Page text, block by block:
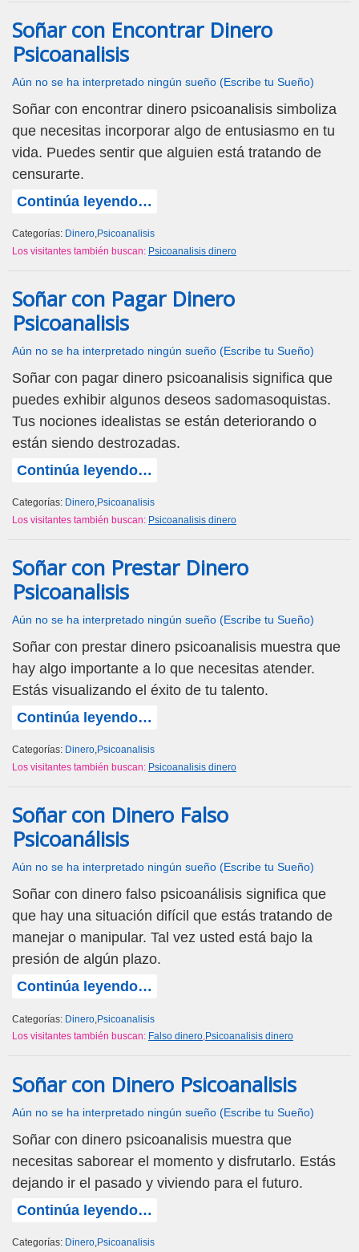
Soñar con Encontrar Dinero
Psicoanalisis
Aún no se ha interpretado ningún sueño (Escribe tu Sueño)
Soñar con encontrar dinero psicoanalisis simboliza
que necesitas incorporar algo de entusiasmo en tu
vida. Puedes sentir que alguien está tratando de
censurarte.
Continúa leyendo…
Categorías: Dinero,Psicoanalisis
Los visitantes también buscan: Psicoanalisis dinero
Soñar con Pagar Dinero
Psicoanalisis
Aún no se ha interpretado ningún sueño (Escribe tu Sueño)
Soñar con pagar dinero psicoanalisis significa que
puedes exhibir algunos deseos sadomasoquistas.
Tus nociones idealistas se están deteriorando o
están siendo destrozadas.
Continúa leyendo…
Categorías: Dinero,Psicoanalisis
Los visitantes también buscan: Psicoanalisis dinero
Soñar con Prestar Dinero
Psicoanalisis
Aún no se ha interpretado ningún sueño (Escribe tu Sueño)
Soñar con prestar dinero psicoanalisis muestra que
hay algo importante a lo que necesitas atender.
Estás visualizando el éxito de tu talento.
Continúa leyendo…
Categorías: Dinero,Psicoanalisis
Los visitantes también buscan: Psicoanalisis dinero
Soñar con Dinero Falso
Psicoanálisis
Aún no se ha interpretado ningún sueño (Escribe tu Sueño)
Soñar con dinero falso psicoanálisis significa que
que hay una situación difícil que estás tratando de
manejar o manipular. Tal vez usted está bajo la
presión de algún plazo.
Continúa leyendo…
Categorías: Dinero Psicoanalisis
Los visitantes también buscan: Falso dinero,Psicoanalisis dinero
Soñar con Dinero Psicoanalisis
Aún no se ha interpretado ningún sueño (Escribe tu Sueño)
Soñar con dinero psicoanalisis muestra que
necesitas saborear el momento y disfrutarlo. Estás
dejando ir el pasado y viviendo para el futuro.
Continúa leyendo…
Categorías: Dinero Psicoanalisis